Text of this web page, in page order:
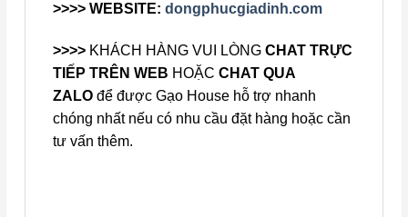
>>>> WEBSITE: dongphucgiadinh.com
>>>> KHÁCH HÀNG VUI LÒNG CHAT TRỰC
TIẾP TRÊN WEB HOẶC CHAT QUA
ZALO để được Gạo House hỗ trợ nhanh
chóng nhất nếu có nhu cầu đặt hàng hoặc cần
tư vấn thêm.